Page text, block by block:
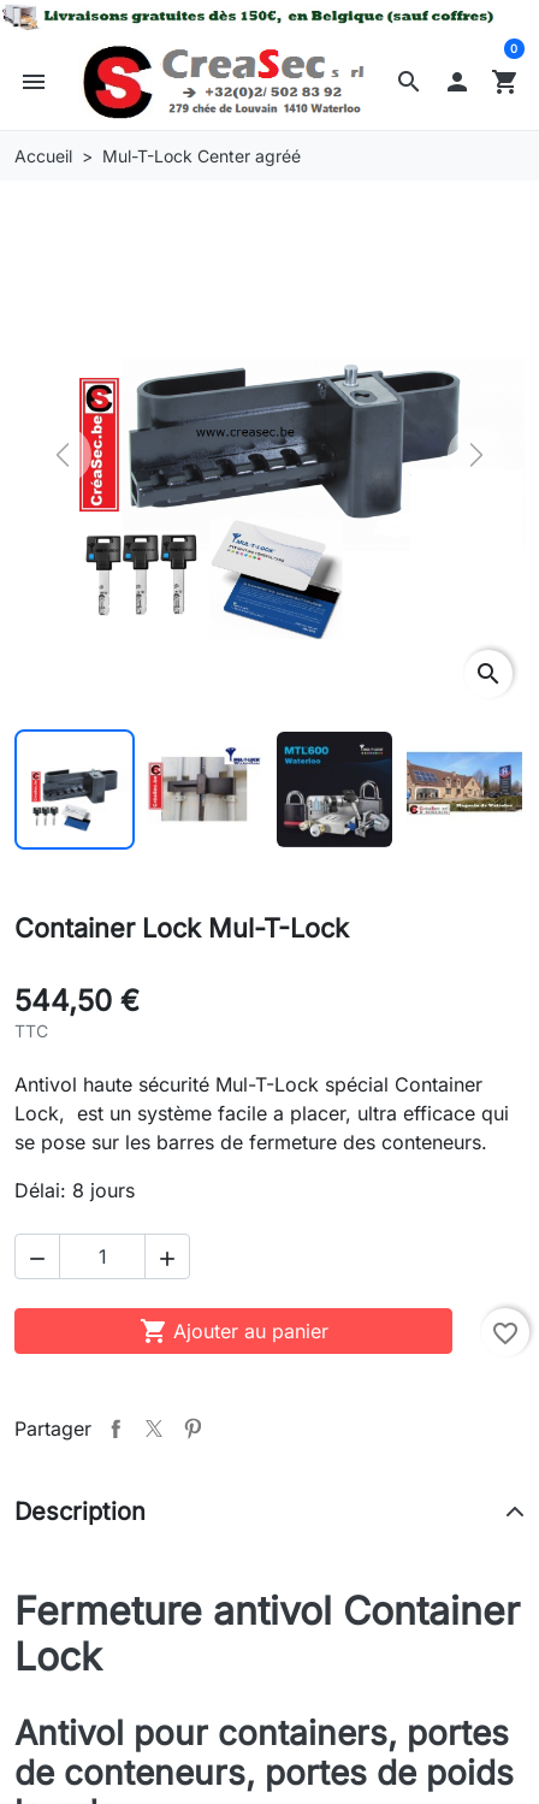
search
menu  shopping_cart
0
Accueil Mul-T-Lock Center agréé
Previous Next
Container Lock Mul-T-Lock
544,50 €
TTC
Antivol haute sécurité Mul-T-Lock spécial Container
Lock, est un système facile a placer, ultra efficace qui
se pose sur les barres de fermeture des conteneurs.
Délai: 8 jours
 
 Ajouter au panier favorite_border
Partager
Description
Fermeture antivol Container
Lock
Antivol pour containers, portes
de conteneurs, portes de poids